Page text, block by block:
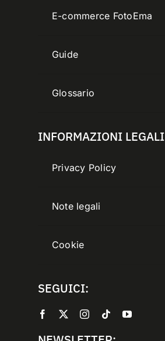
E-commerce FotoEma
Guide
Glossario
INFORMAZIONI LEGALI
Privacy Policy
Note legali
Cookie
SEGUICI: